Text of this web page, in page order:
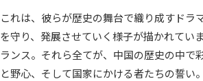
これは、彼らが歴史の舞台で織り成すドラ
を守り、発展させていく様子が描かれてい
ランス。それら全てが、中国の歴史の中で
と野心、そして国家にかける者たちの誓